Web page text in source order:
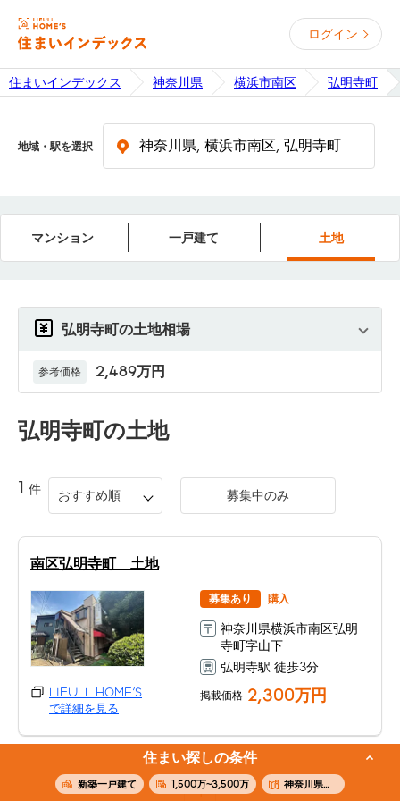
ログイン
住まいインデックス 神奈川県 横浜市南区 弘明寺町
住まい探しの条件
新築一戸建て 1,500万~3,500万 神奈川県横浜市南区弘明寺町
地域・駅を選択
マンション 一戸建て 土地
弘明寺町の土地相場
参考価格 2,489万円
弘明寺町の土地
1 件 おすすめ順 募集中のみ
南区弘明寺町 土地
LIFULL HOME'S
で詳細を見る
募集あり 購入
神奈川県横浜市南区弘明
寺町字山下
弘明寺駅 徒歩3分
掲載価格 2,300万円
1